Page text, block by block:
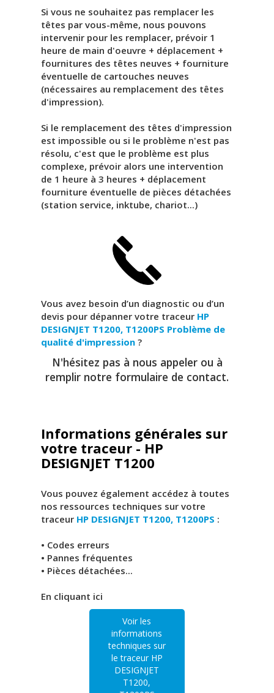
Si vous ne souhaitez pas remplacer les
têtes par vous-même, nous pouvons
intervenir pour les remplacer, prévoir 1
heure de main d'oeuvre + déplacement +
fournitures des têtes neuves + fourniture
éventuelle de cartouches neuves
(nécessaires au remplacement des têtes
d'impression).
Si le remplacement des têtes d'impression
est impossible ou si le problème n'est pas
résolu, c'est que le problème est plus
complexe, prévoir alors une intervention
de 1 heure à 3 heures + déplacement
fourniture éventuelle de pièces détachées
(station service, inktube, chariot...)
Vous avez besoin d’un diagnostic ou d’un
devis pour dépanner votre traceur HP
DESIGNJET T1200, T1200PS Problème de
qualité d'impression ?
N'hésitez pas à nous appeler ou à
remplir notre formulaire de contact.
Informations générales sur
votre traceur - HP
DESIGNJET T1200
Vous pouvez également accédez à toutes
nos ressources techniques sur votre
traceur HP DESIGNJET T1200, T1200PS :
• Codes erreurs
• Pannes fréquentes
• Pièces détachées...
En cliquant ici
Voir les
informations
techniques sur
le traceur HP
DESIGNJET
T1200,